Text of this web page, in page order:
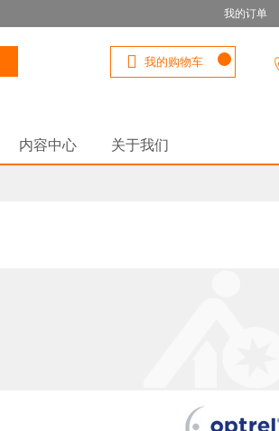
我的订单
我的购物车
内容中心 关于我们